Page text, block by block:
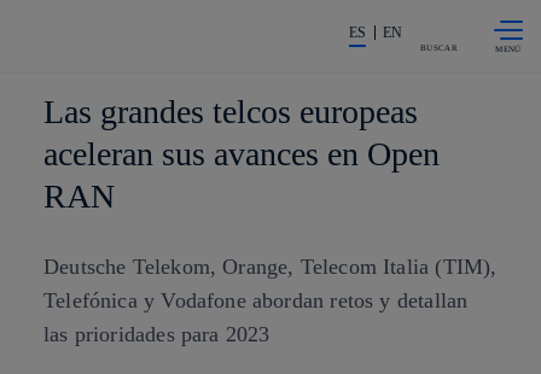
La acción en accionistas e
ES EN
BUSCAR
Las grandes telcos europeas
aceleran sus avances en Open
RAN
Deutsche Telekom, Orange, Telecom Italia (TIM),
Telefónica y Vodafone abordan retos y detallan
las prioridades para 2023